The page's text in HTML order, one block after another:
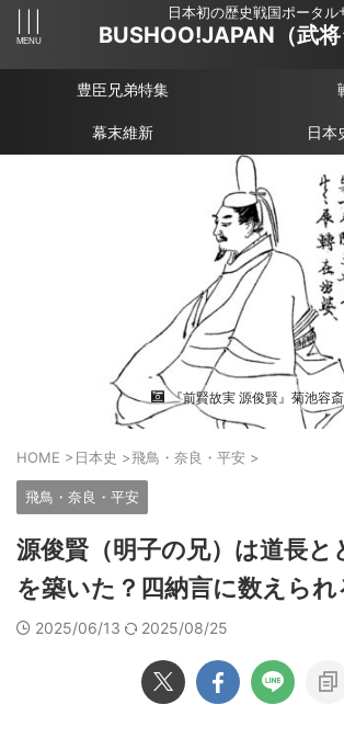
日本初の歴史戦国ポータル
BUSHOO!JAPAN（武将
豊臣兄弟特集
幕末維新 日本
『前賢故実 源俊賢』菊池容
HOME >日本史 >飛鳥・奈良・平安 >
飛鳥・奈良・平安
源俊賢（明子の兄）は道長と
を築いた？四納言に数えられ
2025/06/13 2025/08/25